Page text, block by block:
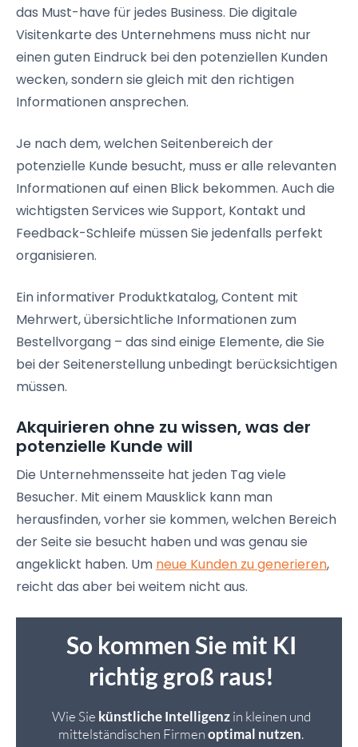
das Must-have für jedes Business. Die digitale
Visitenkarte des Unternehmens muss nicht nur
einen guten Eindruck bei den potenziellen Kunden
wecken, sondern sie gleich mit den richtigen
Informationen ansprechen.
Je nach dem, welchen Seitenbereich der
potenzielle Kunde besucht, muss er alle relevanten
Informationen auf einen Blick bekommen. Auch die
wichtigsten Services wie Support, Kontakt und
Feedback-Schleife müssen Sie jedenfalls perfekt
organisieren.
Ein informativer Produktkatalog, Content mit
Mehrwert, übersichtliche Informationen zum
Bestellvorgang – das sind einige Elemente, die Sie
bei der Seitenerstellung unbedingt berücksichtigen
müssen.
Akquirieren ohne zu wissen, was der
potenzielle Kunde will
Die Unternehmensseite hat jeden Tag viele
Besucher. Mit einem Mausklick kann man
herausfinden, vorher sie kommen, welchen Bereich
der Seite sie besucht haben und was genau sie
angeklickt haben. Um neue Kunden zu generieren,
reicht das aber bei weitem nicht aus.